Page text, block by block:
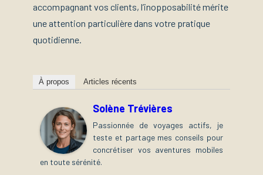
accompagnant vos clients, l’inopposabilité mérite
une attention particulière dans votre pratique
quotidienne.
À propos Articles récents
Solène Trévières
Passionnée de voyages actifs, je
teste et partage mes conseils pour
concrétiser vos aventures mobiles
en toute sérénité.